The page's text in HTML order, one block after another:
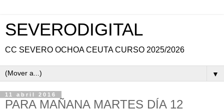
SEVERODIGITAL
CC SEVERO OCHOA CEUTA CURSO 2025/2026
▼
11 abril 2016
PARA MAÑANA MARTES DÍA 12